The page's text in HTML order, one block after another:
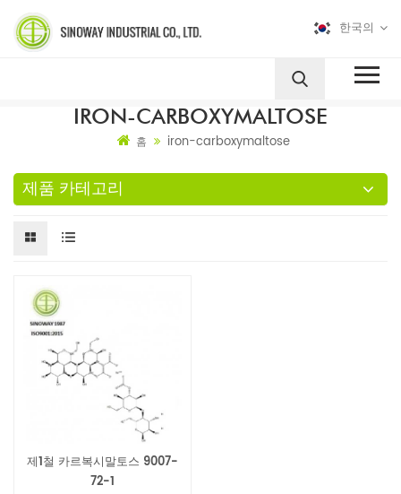
한국의
IRON-CARBOXYMALTOSE
홈 iron-carboxymaltose
제품 카테고리
제1철 카르복시말토스 9007-
72-1